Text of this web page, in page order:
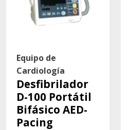
Equipo de
Cardiología
Desfibrilador
D-100 Portátil
Bifásico AED-
Pacing